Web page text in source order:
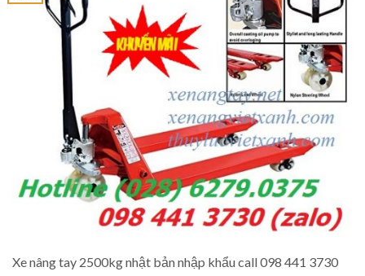
Xe nâng tay 2500kg nhật bản nhập khẩu call 098 441 3730